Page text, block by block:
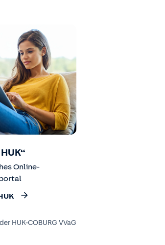
Online-
HUK-COBURG VVaG